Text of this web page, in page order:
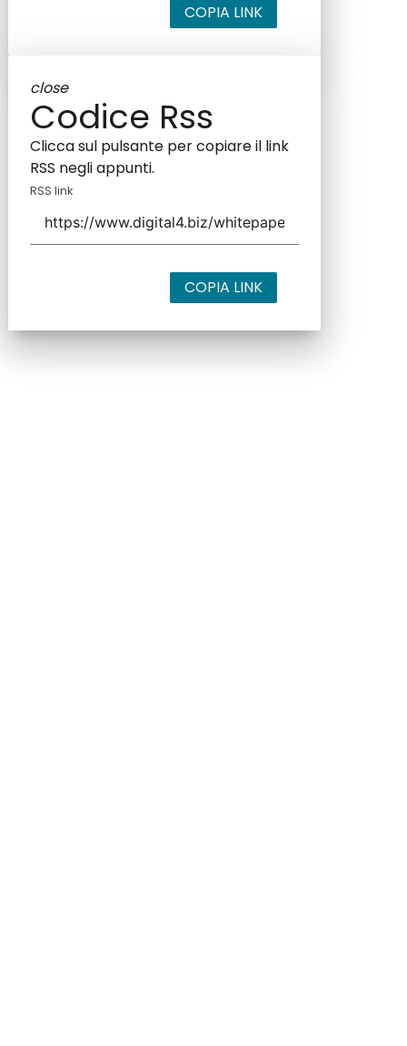
COPIA LINK
close
Codice Rss
Clicca sul pulsante per copiare il link
RSS negli appunti.
RSS link
COPIA LINK